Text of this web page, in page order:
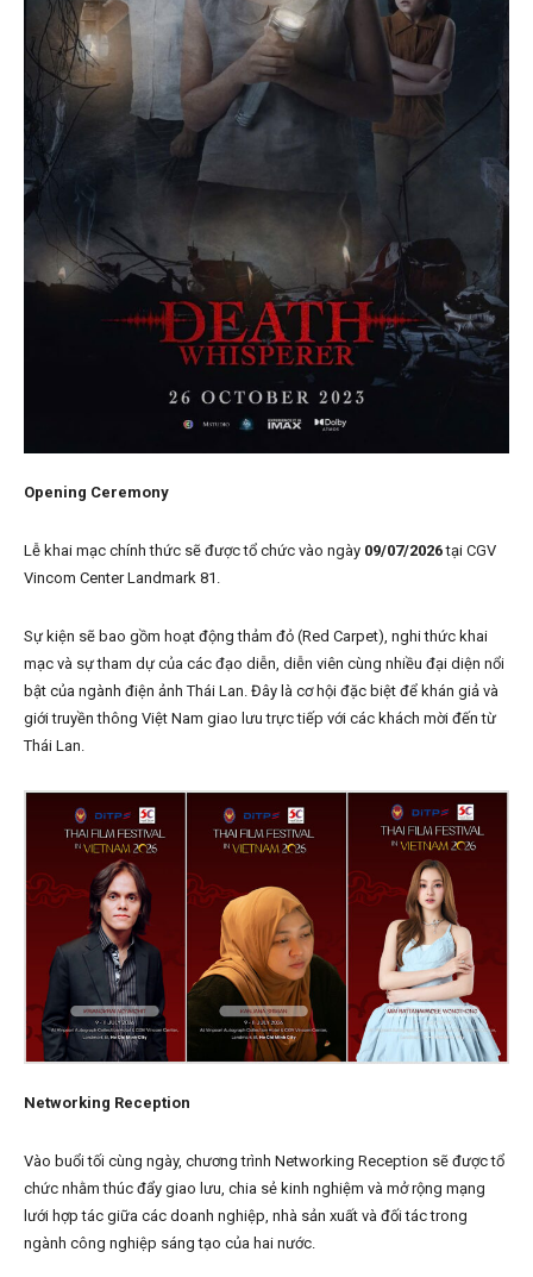
Opening Ceremony
Lễ khai mạc chính thức sẽ được tổ chức vào ngày 09/07/2026tại CGV
Vincom Center Landmark 81.
Sự kiện sẽ bao gồm hoạt động thảm đỏ (Red Carpet), nghi thức khai
mạc và sự tham dự của các đạo diễn, diễn viên cùng nhiều đại diện nổi
bật của ngành điện ảnh Thái Lan. Đây là cơ hội đặc biệt để khán giả và
giới truyền thông Việt Nam giao lưu trực tiếp với các khách mời đến từ
Thái Lan.
Networking Reception
Vào buổi tối cùng ngày, chương trình Networking Reception sẽ được tổ
chức nhằm thúc đẩy giao lưu, chia sẻ kinh nghiệm và mở rộng mạng
lưới hợp tác giữa các doanh nghiệp, nhà sản xuất và đối tác trong
ngành công nghiệp sáng tạo của hai nước.